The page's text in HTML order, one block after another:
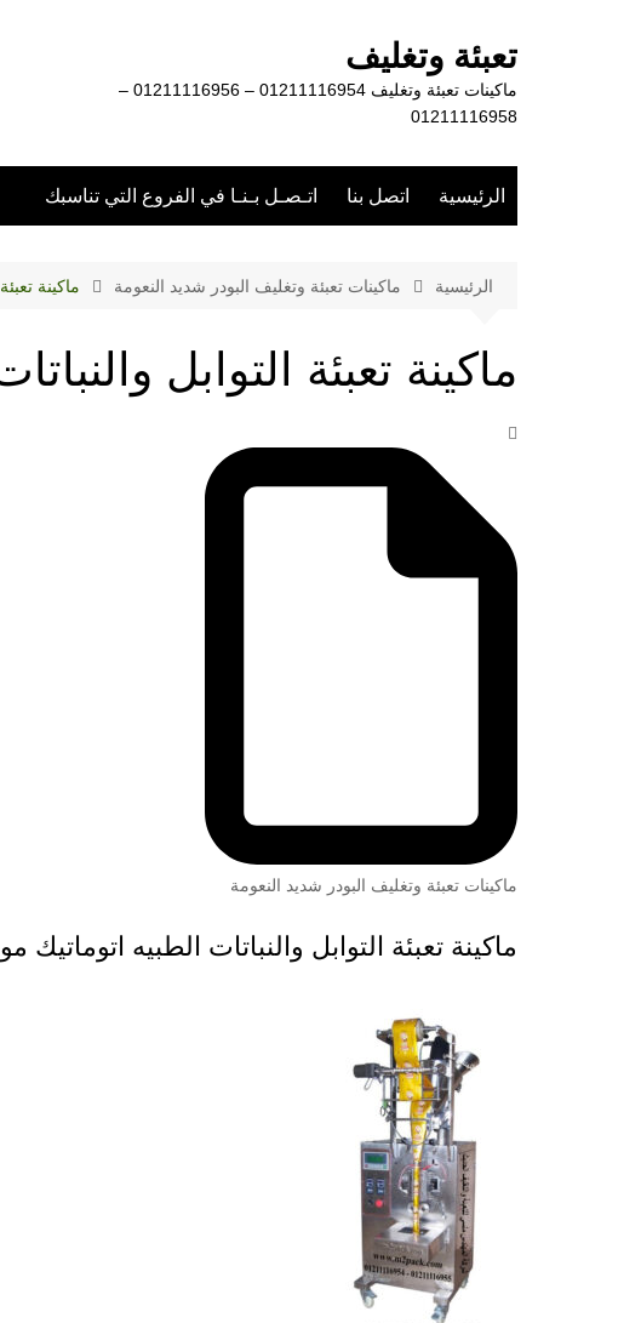
تعبئة وتغليف
ماكينات تعبئة وتغليف 01211116954 – 01211116956 –
01211116958
الرئيسية اتصل بنا اتـصـل بـنـا في الفروع التي تناسبك
الرئيسية ماكينات تعبئة وتغليف البودر شديد النعومة ماكينة
ماكينة تعبئة التوابل
ماكينات تعبئة وتغليف البودر شديد النعومة
ماكينة تعبئة التوابل والنباتات الطبيه اتوماتيك موديل 952 ماركة